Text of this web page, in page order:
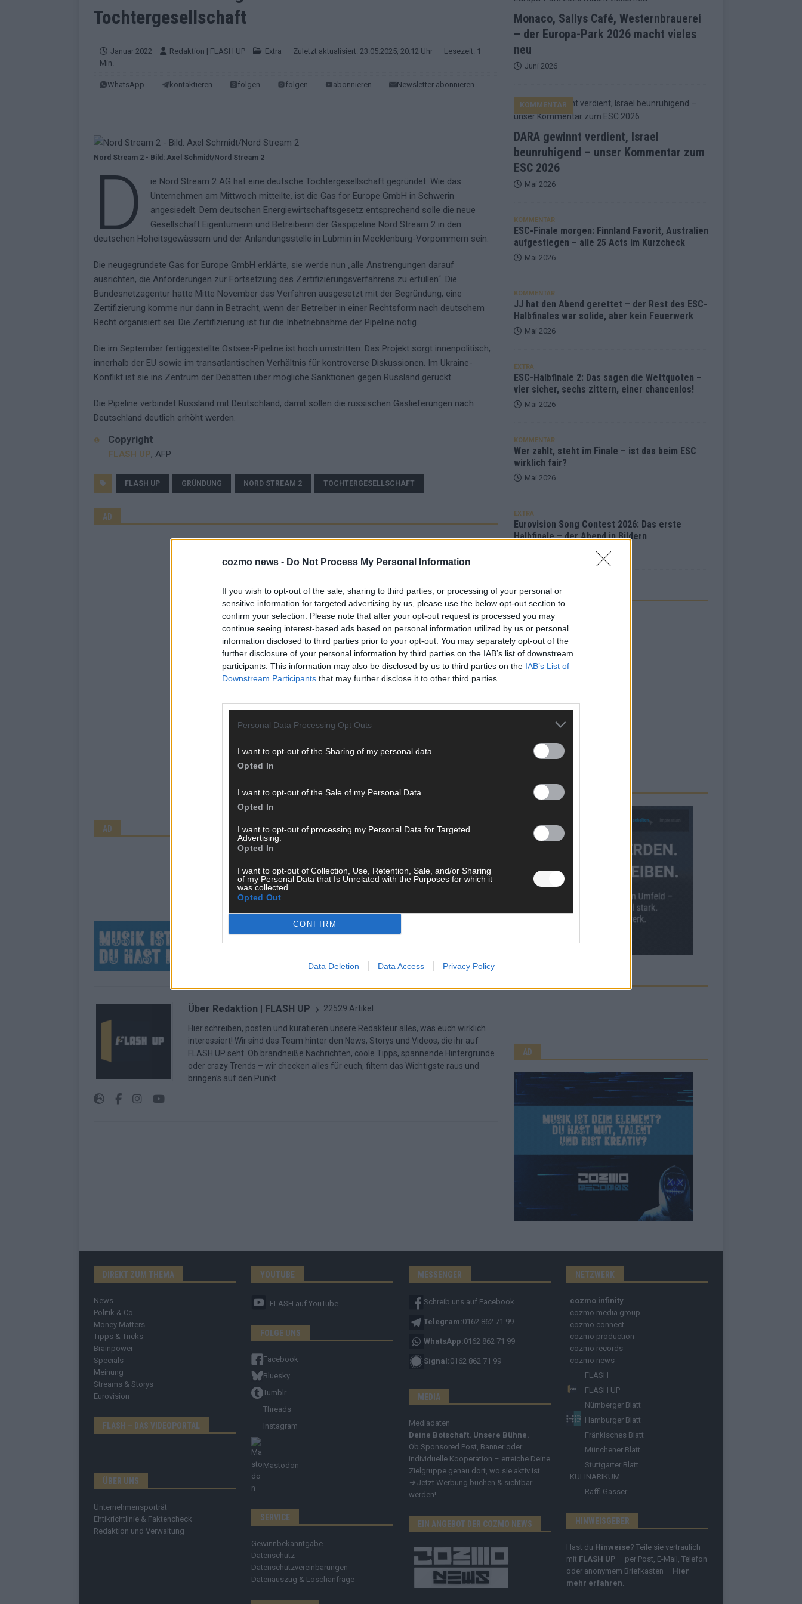
cozmo news - Do Not Process My Personal Information
If you wish to opt-out of the sale, sharing to third parties, or processing of your personal or
sensitive information for targeted advertising by us, please use the below opt-out section to
confirm your selection. Please note that after your opt-out request is processed you may
continue seeing interest-based ads based on personal information utilized by us or personal
information disclosed to third parties prior to your opt-out. You may separately opt-out of the
further disclosure of your personal information by third parties on the IAB’s list of downstream
participants. This information may also be disclosed by us to third parties on the IAB’s List of
Downstream Participants that may further disclose it to other third parties.
Personal Data Processing Opt Outs
I want to opt-out of the Sharing of my personal data.
Opted In
I want to opt-out of the Sale of my Personal Data.
Opted In
I want to opt-out of processing my Personal Data for Targeted
Advertising.
Opted In
I want to opt-out of Collection, Use, Retention, Sale, and/or Sharing
of my Personal Data that Is Unrelated with the Purposes for which it
was collected.
Opted Out
CONFIRM
Data Deletion Data Access Privacy Policy
[ Mai 2026 ] ESC-Finale morgen: Finnland Favorit, Australien aufgestiegen – alle 25 Acts im Kurzcheck
KOMMENTAR
EUROVISION
KOMMENTAR
[ Juni 2026 ] Monaco, Sallys Café, Westernbrauerei – der Europa-Park 2026 macht vieles neu EXTRA
[ Mai 2026 ] DARA gewinnt verdient, Israel beunruhigend – unser Kommentar zum ESC 2026
Tochtergesellschaft
Januar 2022 Redaktion | FLASH UP Extra · Zuletzt aktualisiert: 23.05.2025, 20:12 Uhr
· Lesezeit: 1
Min.
WhatsApp kontaktieren folgen folgen abonnieren Newsletter abonnieren
Nord Stream 2 - Bild: Axel Schmidt/Nord Stream 2
D
ie Nord Stream 2 AG hat eine deutsche Tochtergesellschaft gegründet. Wie das
Unternehmen am Mittwoch mitteilte, ist die Gas for Europe GmbH in Schwerin
angesiedelt. Dem deutschen Energiewirtschaftsgesetz entsprechend solle die neue
Gesellschaft Eigentümerin und Betreiberin der Gaspipeline Nord Stream 2 in den
deutschen Hoheitsgewässern und der Anlandungsstelle in Lubmin in Mecklenburg-Vorpommern sein.
Die neugegründete Gas for Europe GmbH erklärte, sie werde nun „alle Anstrengungen darauf
ausrichten, die Anforderungen zur Fortsetzung des Zertifizierungsverfahrens zu erfüllen“. Die
Bundesnetzagentur hatte Mitte November das Verfahren ausgesetzt mit der Begründung, eine
Zertifizierung komme nur dann in Betracht, wenn der Betreiber in einer Rechtsform nach deutschem
Recht organisiert sei. Die Zertifizierung ist für die Inbetriebnahme der Pipeline nötig.
Die im September fertiggestellte Ostsee-Pipeline ist hoch umstritten: Das Projekt sorgt innenpolitisch,
innerhalb der EU sowie im transatlantischen Verhältnis für kontroverse Diskussionen. Im Ukraine-
Konflikt ist sie ins Zentrum der Debatten über mögliche Sanktionen gegen Russland gerückt.
Die Pipeline verbindet Russland mit Deutschland, damit sollen die russischen Gaslieferungen nach
Deutschland deutlich erhöht werden.
Copyright
FLASH UP, AFP
FLASH UP GRÜNDUNG NORD STREAM 2 TOCHTERGESELLSCHAFT
AD
AD
Über Redaktion | FLASH UP 22529 Artikel
Hier schreiben, posten und kuratieren unsere Redakteur alles, was euch wirklich
interessiert! Wir sind das Team hinter den News, Storys und Videos, die ihr auf
FLASH UP seht. Ob brandheiße Nachrichten, coole Tipps, spannende Hintergründe
oder crazy Trends – wir checken alles für euch, filtern das Wichtigste raus und
bringen’s auf den Punkt.
Monaco, Sallys Café, Westernbrauerei
– der Europa-Park 2026 macht vieles
neu
Juni 2026
DARA gewinnt verdient, Israel
beunruhigend – unser Kommentar zum
ESC 2026
KOMMENTAR
Mai 2026
KOMMENTAR
ESC-Finale morgen: Finnland Favorit, Australien
aufgestiegen – alle 25 Acts im Kurzcheck
Mai 2026
KOMMENTAR
JJ hat den Abend gerettet – der Rest des ESC-
Halbfinales war solide, aber kein Feuerwerk
Mai 2026
EXTRA
ESC-Halbfinale 2: Das sagen die Wettquoten –
vier sicher, sechs zittern, einer chancenlos!
Mai 2026
KOMMENTAR
Wer zahlt, steht im Finale – ist das beim ESC
wirklich fair?
Mai 2026
EXTRA
Eurovision Song Contest 2026: Das erste
Halbfinale – der Abend in Bildern
AD
WERBE BEI UNS!
AD
DIREKT ZUM THEMA
News
Politik & Co
Money Matters
Tipps & Tricks
Brainpower
Specials
Meinung
Streams & Storys
Eurovision
FLASH – DAS VIDEOPORTAL
ÜBER UNS
Unternehmensporträt
Ehtikrichtlinie & Faktencheck
Redaktion und Verwaltung
YOUTUBE
FLASH auf YouTube
FOLGE UNS
Facebook
Bluesky
Tumblr
Threads
Instagram
Mastodon
SERVICE
Gewinnbekanntgabe
Datenschutz
Datenschutzvereinbarungen
Datenauszug & Löschanfrage
MESSENGER
Schreib uns auf Facebook
Telegram:0162 862 71 99
WhatsApp:0162 862 71 99
Signal:0162 862 71 99
MEDIA
Mediadaten
Deine Botschaft. Unsere Bühne.
Ob Sponsored Post, Banner oder
individuelle Kooperation – erreiche Deine
Zielgruppe genau dort, wo sie aktiv ist.
➔ Jetzt Werbung buchen & sichtbar
werden!
EIN ANGEBOT DER COZMO NEWS
NETZWERK
cozmo infinity
cozmo media group
cozmo connect
cozmo production
cozmo records
cozmo news
FLASH
FLASH UP
Nürnberger Blatt
Hamburger Blatt
Fränkisches Blatt
Münchener Blatt
Stuttgarter Blatt
KULINARIKUM.
Raffi Gasser
HINWEISGEBER
Hast du Hinweise? Teile sie vertraulich
mit FLASH UP – per Post, E-Mail, Telefon
oder anonymem Briefkasten – Hier
mehr erfahren